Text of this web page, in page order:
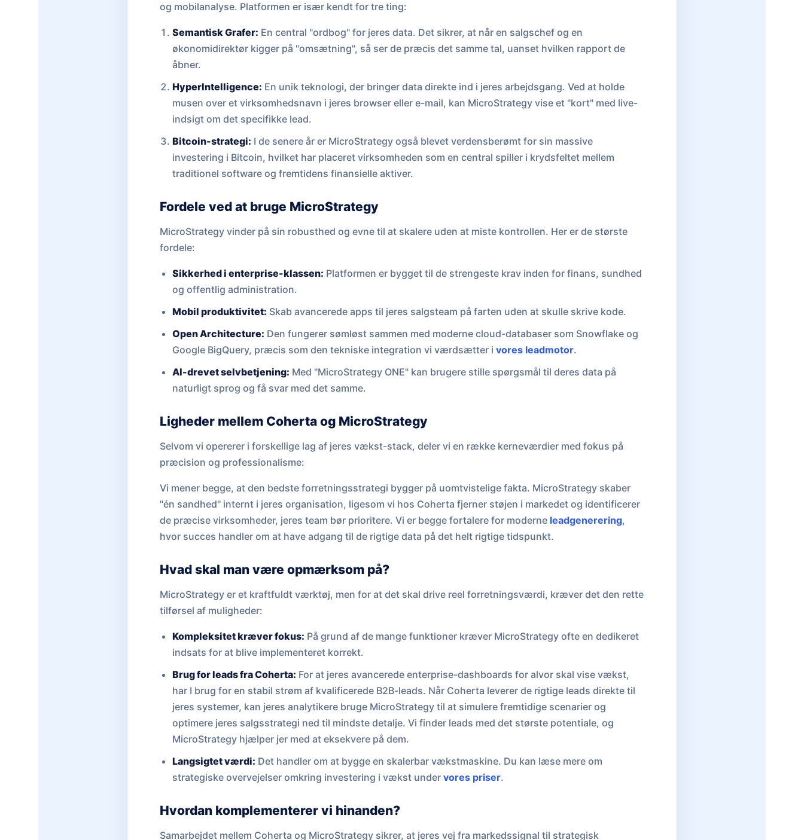
og mobilanalyse. Platformen er især kendt for tre ting:
Semantisk Grafer: En central "ordbog" for jeres data. Det sikrer, at når en salgschef og en
økonomidirektør kigger på "omsætning", så ser de præcis det samme tal, uanset hvilken rapport de
åbner.
HyperIntelligence: En unik teknologi, der bringer data direkte ind i jeres arbejdsgang. Ved at holde
musen over et virksomhedsnavn i jeres browser eller e-mail, kan MicroStrategy vise et "kort" med live-
indsigt om det specifikke lead.
Bitcoin-strategi: I de senere år er MicroStrategy også blevet verdensberømt for sin massive
investering i Bitcoin, hvilket har placeret virksomheden som en central spiller i krydsfeltet mellem
traditionel software og fremtidens finansielle aktiver.
Fordele ved at bruge MicroStrategy
MicroStrategy vinder på sin robusthed og evne til at skalere uden at miste kontrollen. Her er de største
fordele:
Sikkerhed i enterprise-klassen: Platformen er bygget til de strengeste krav inden for finans, sundhed
og offentlig administration.
Mobil produktivitet: Skab avancerede apps til jeres salgsteam på farten uden at skulle skrive kode.
Open Architecture: Den fungerer sømløst sammen med moderne cloud-databaser som Snowflake og
Google BigQuery, præcis som den tekniske integration vi værdsætter ivores leadmotor.
AI-drevet selvbetjening: Med "MicroStrategy ONE" kan brugere stille spørgsmål til deres data på
naturligt sprog og få svar med det samme.
Ligheder mellem Coherta og MicroStrategy
Selvom vi opererer i forskellige lag af jeres vækst-stack, deler vi en række kerneværdier med fokus på
præcision og professionalisme:
Vi mener begge, at den bedste forretningsstrategi bygger på uomtvistelige fakta. MicroStrategy skaber
"én sandhed" internt i jeres organisation, ligesom vi hos Coherta fjerner støjen i markedet og identificerer
de præcise virksomheder, jeres team bør prioritere. Vi er begge fortalere for moderne leadgenerering,
hvor succes handler om at have adgang til de rigtige data på det helt rigtige tidspunkt.
Hvad skal man være opmærksom på?
MicroStrategy er et kraftfuldt værktøj, men for at det skal drive reel forretningsværdi, kræver det den rette
tilførsel af muligheder:
Kompleksitet kræver fokus: På grund af de mange funktioner kræver MicroStrategy ofte en dedikeret
indsats for at blive implementeret korrekt.
Brug for leads fra Coherta: For at jeres avancerede enterprise-dashboards for alvor skal vise vækst,
har I brug for en stabil strøm af kvalificerede B2B-leads. Når Coherta leverer de rigtige leads direkte til
jeres systemer, kan jeres analytikere bruge MicroStrategy til at simulere fremtidige scenarier og
optimere jeres salgsstrategi ned til mindste detalje. Vi finder leads med det største potentiale, og
MicroStrategy hjælper jer med at eksekvere på dem.
Langsigtet værdi: Det handler om at bygge en skalerbar vækstmaskine. Du kan læse mere om
strategiske overvejelser omkring investering i vækst undervores priser.
Hvordan komplementerer vi hinanden?
Samarbejdet mellem Coherta og MicroStrategy sikrer, at jeres vej fra markedssignal til strategisk